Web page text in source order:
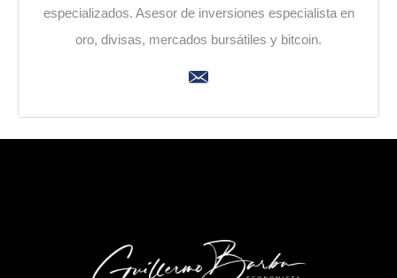
especializados. Asesor de inversiones especialista en
oro, divisas, mercados bursátiles y bitcoin.